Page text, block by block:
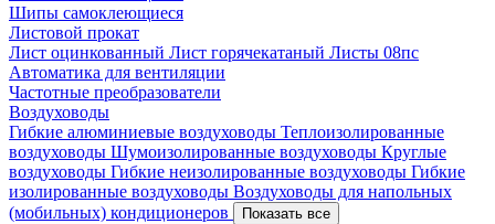
Шипы самоклеющиеся
Листовой прокат
Лист оцинкованный Лист горячекатаный Листы 08пс
Автоматика для вентиляции
Частотные преобразователи
Воздуховоды
Гибкие алюминиевые воздуховоды Теплоизолированные
воздуховоды Шумоизолированные воздуховоды Круглые
воздуховоды Гибкие неизолированные воздуховоды Гибкие
изолированные воздуховоды Воздуховоды для напольных
(мобильных) кондиционеров
Показать все